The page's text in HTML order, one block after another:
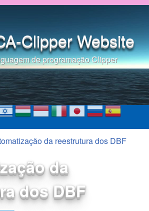
Pular para o conteúdo
Clipper Website
de programação Clipper
da reestrutura dos DBF
da
dos DBF